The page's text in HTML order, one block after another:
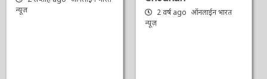
न्यूज़
2 वर्ष ago ऑनलाईन भारत
न्यूज़